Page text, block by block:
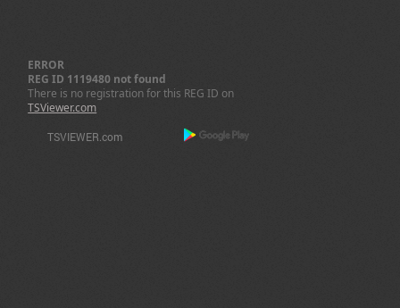
ERROR
REG ID 1119480 not found
There is no registration for this REG ID on
TSViewer.com